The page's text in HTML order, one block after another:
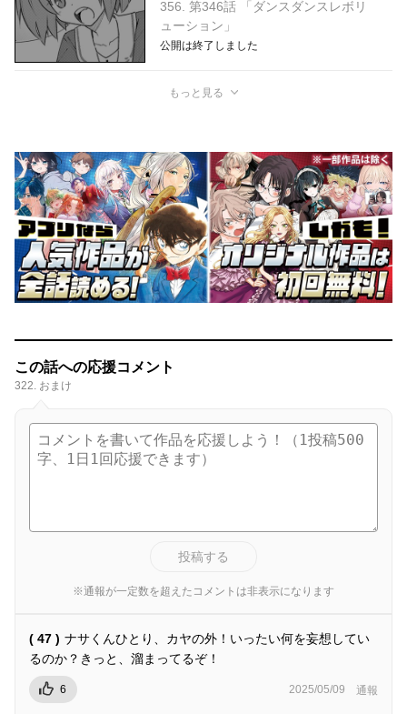
356. 第346話 「ダンスダンスレボリ
ューション」
公開は終了しました
もっと見る
この話への応援コメント
322. おまけ
投稿する
※通報が一定数を超えたコメントは非表示になります
( 47 ) ナサくんひとり、カヤの外！いったい何を妄想してい
るのか？きっと、溜まってるぞ！
6 2025/05/09 通報